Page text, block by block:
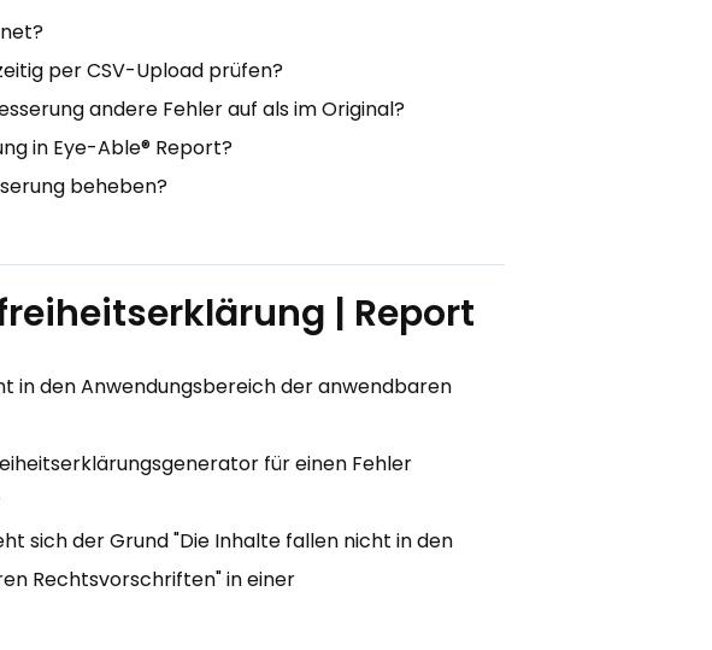
per CSV-Upload prüfen?
andere Fehler auf als im Original?
in Eye-Able® Report?
beheben?
| Report
in den Anwendungsbereich der anwendbaren
für einen Fehler
sich der Grund "Die Inhalte fallen nicht in den
Rechtsvorschriften" in einer